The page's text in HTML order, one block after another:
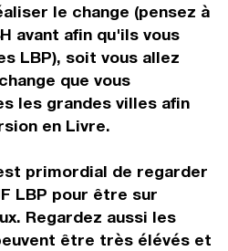
le change (pensez à
avant afin qu'ils vous
LBP), soit vous allez
que vous
les grandes villes afin
en Livre.
primordial de regarder
LBP pour être sur
Regardez aussi les
être très élévés et